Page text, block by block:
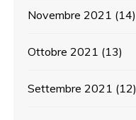
Novembre 2021 (14)
Ottobre 2021 (13)
Settembre 2021 (12)